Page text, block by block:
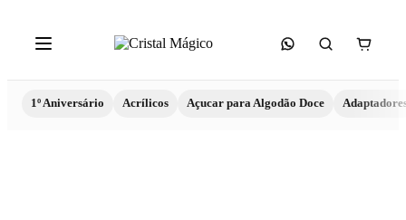
1º Aniversário Acrílicos Açucar para Algodão Doce